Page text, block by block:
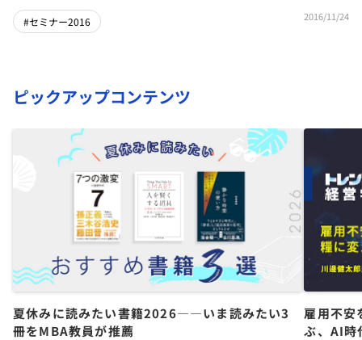
#セミナー2016 2016/11/24
ピックアップコンテンツ
夏休みに読みたい書籍2026――いま読みたい3
冊をMBA教員が推薦
雇用不
ぶ、AI時